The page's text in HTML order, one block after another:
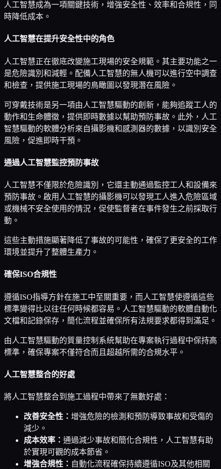
人工智慧成為一項關鍵技術，增強安全性、效率和合規性，同
時降低成本。
人工智慧在提升安全性中的角色
人工智慧正在徹底改變施工現場的安全規範。其主要功能之一
是危險識別和減輕。配備人工智慧的無人機可以進行空中調查
和檢查，提供施工現場的鳥瞰圖以發現潛在風險。
可穿戴技術是另一項由人工智慧驅動的創新，能夠追蹤工人的
動作和生命體徵，提供即時數據以幫助預防事故。此外，人工
智慧驅動的軟體分析來自攝影機和感測器的數據，以識別安全
風險，促進即時干預。
通過人工智慧監控預防事故
人工智慧不僅限於危險識別，它還主動通過監控工人和設備來
預防事故。啟用人工智慧的攝影機可以發現工人進入危險區域
或機械不安全使用的情況，促使監督者在事件發生之前採取行
動。
這些主動措施顯著降低了事故的可能性，確保了更安全的工作
環境並提升了整體生產力。
確保ISO合規性
遵循ISO指導方針在施工中至關重要，而人工智慧使遵循這些
標準變得比以往任何時候都容易。人工智慧驅動的軟體自動化
文檔和記錄保存，簡化流程並確保所有法規要求都得到滿足。
由人工智慧驅動的質量控制系統幫助在專案執行過程中保持高
標準，確保專案不僅符合而且超越所需的合規水平。
人工智慧整合的好處
將人工智慧整合到施工過程中帶來了無數好處：
改善安全性： 增強危險的檢測和預防導致事故和受傷的
減少。
成本效率： 通過減少事故和簡化合規性，人工智慧有助
於實現可觀的成本節省。
增強合規性： 自動化流程確保持續遵循ISO及其他相關